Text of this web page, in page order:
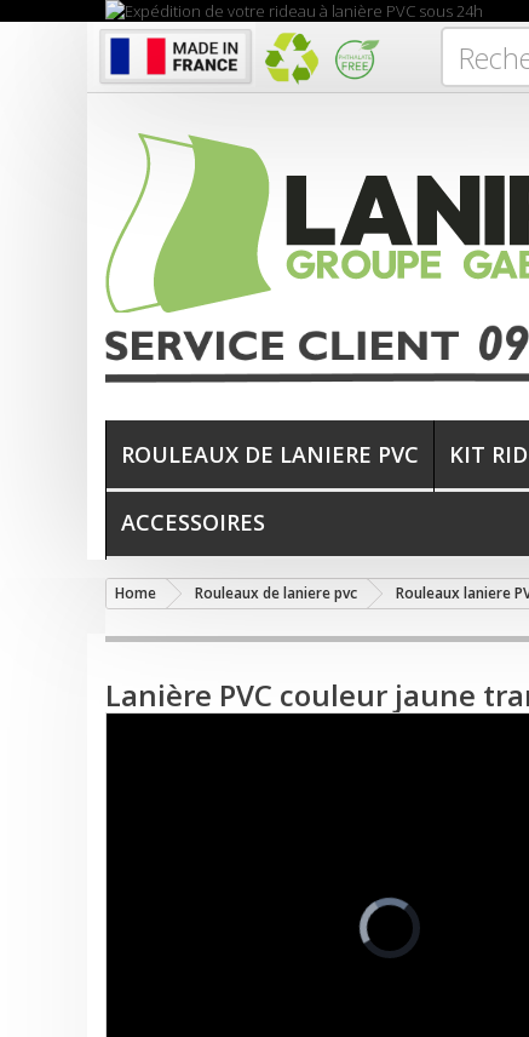
ROULEAUX DE LANIERE PVC KIT
ACCESSOIRES
Home Rouleaux de laniere pvc Rouleaux laniere
Lanière PVC couleur jaune
Video
Player
is
loading.